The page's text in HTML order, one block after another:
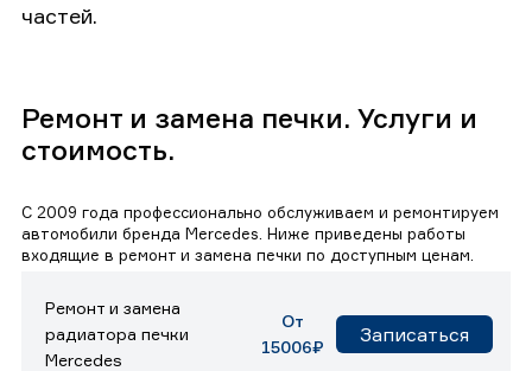
частей.
Ремонт и замена печки. Услуги и
стоимость.
С 2009 года профессионально обслуживаем и ремонтируем
автомобили бренда Mercedes. Ниже приведены работы
входящие в ремонт и замена печки по доступным ценам.
Ремонт и замена
радиатора печки
Mercedes
От
15006₽
Записаться